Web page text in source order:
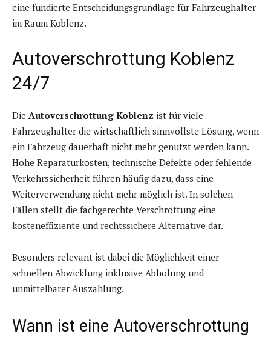
eine fundierte Entscheidungsgrundlage für Fahrzeughalter
im Raum Koblenz.
Autoverschrottung Koblenz
24/7
Die Autoverschrottung Koblenz ist für viele
Fahrzeughalter die wirtschaftlich sinnvollste Lösung, wenn
ein Fahrzeug dauerhaft nicht mehr genutzt werden kann.
Hohe Reparaturkosten, technische Defekte oder fehlende
Verkehrssicherheit führen häufig dazu, dass eine
Weiterverwendung nicht mehr möglich ist. In solchen
Fällen stellt die fachgerechte Verschrottung eine
kosteneffiziente und rechtssichere Alternative dar.
Besonders relevant ist dabei die Möglichkeit einer
schnellen Abwicklung inklusive Abholung und
unmittelbarer Auszahlung.
Wann ist eine Autoverschrottung